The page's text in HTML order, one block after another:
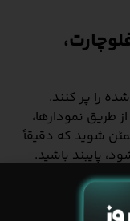
را پر کنند.
طریق نمودارها،
شوید که دقیقاً
پایبند باشید.
از دست خواهید